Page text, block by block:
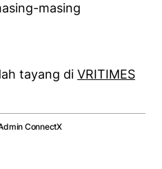
masing
tayang di VRITIMES
ConnectX